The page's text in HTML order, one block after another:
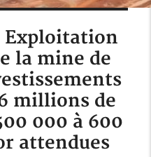
Exploitation
la mine de
millions de
000 à 600
attendues